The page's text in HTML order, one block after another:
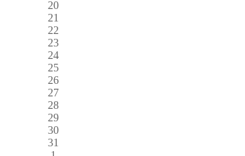
20
21
22
23
24
25
26
27
28
29
30
31